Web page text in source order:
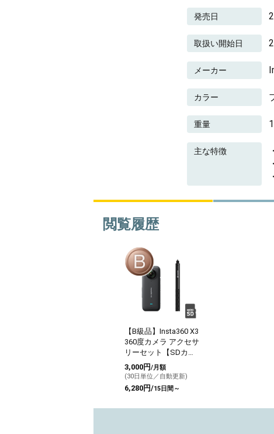
発売日
取扱い開始日
メーカー
カラー
重量
主な特徴
閲覧履歴
【B級品】Insta360 X3
360度カメラ アクセサ
リーセット【SDカー
ド付】
3,000円/月額
(30日単位／自動更新)
6,280円/15日間～